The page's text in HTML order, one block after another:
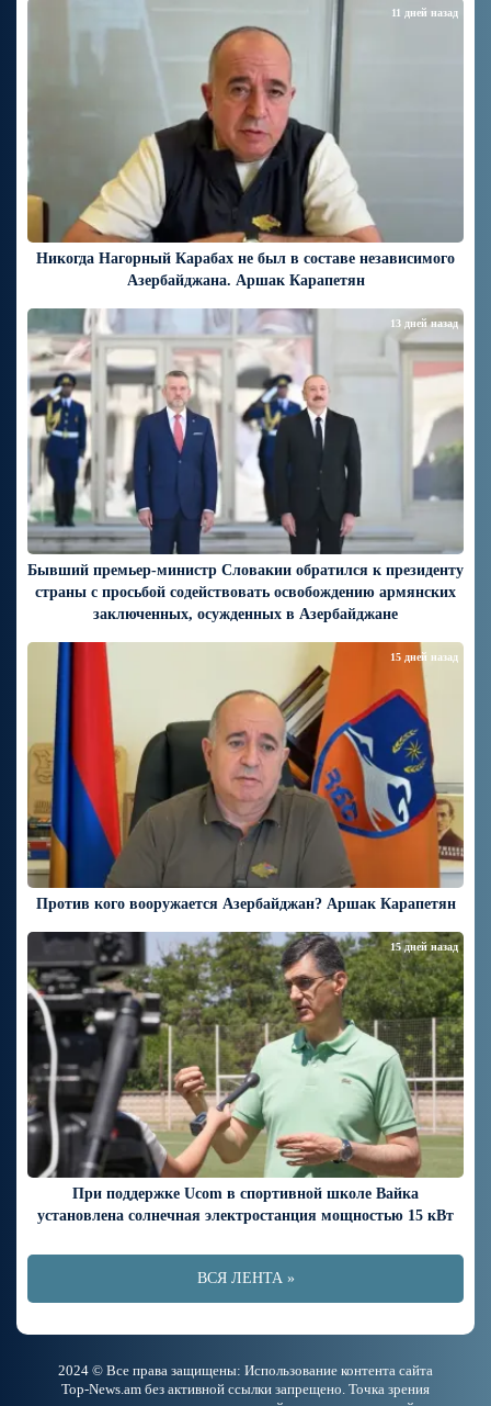
Никогда Нагорный Карабах не был в составе независимого
Азербайджана. Аршак Карапетян
11 дней назад
Бывший премьер-министр Словакии обратился к президенту
страны с просьбой содействовать освобождению армянских
заключенных, осужденных в Азербайджане
13 дней назад
Против кого вооружается Азербайджан? Аршак Карапетян
15 дней назад
При поддержке Ucom в спортивной школе Вайка
установлена солнечная электростанция мощностью 15 кВт
15 дней назад
ВСЯ ЛЕНТА »
2024 © Все права защищены: Использование контента сайта
Top-News.am без активной ссылки запрещено. Точка зрения